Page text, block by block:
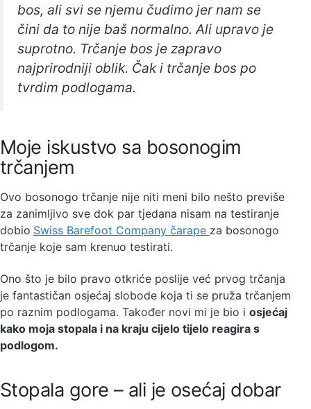
bos, ali svi se njemu čudimo jer nam se
čini da to nije baš normalno. Ali upravo je
suprotno. Trčanje bos je zapravo
najprirodniji oblik. Čak i trčanje bos po
tvrdim podlogama.
Moje iskustvo sa bosonogim
trčanjem
Ovo bosonogo trčanje nije niti meni bilo nešto previše
za zanimljivo sve dok par tjedana nisam na testiranje
dobio Swiss Barefoot Company čarape za bosonogo
trčanje koje sam krenuo testirati.
Ono što je bilo pravo otkriće poslije već prvog trčanja
je fantastičan osjećaj slobode koja ti se pruža trčanjem
po raznim podlogama. Također novi mi je bio i osjećaj
kako moja stopala i na kraju cijelo tijelo reagira s
podlogom.
Stopala gore – ali je osećaj dobar